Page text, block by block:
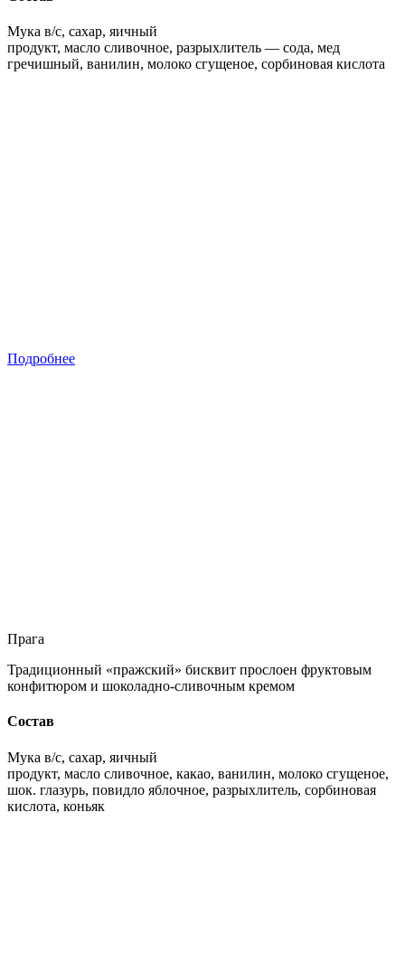
Мука в/с, сахар, яичный
продукт, масло сливочное, разрыхлитель — сода, мед
гречишный, ванилин, молоко сгущеное, сорбиновая кислота
Подробнее
Прага
Традиционный «пражский» бисквит прослоен фруктовым
конфитюром и шоколадно-сливочным кремом
Состав
Мука в/с, сахар, яичный
продукт, масло сливочное, какао, ванилин, молоко сгущеное,
шок. глазурь, повидло яблочное, разрыхлитель, сорбиновая
кислота, коньяк